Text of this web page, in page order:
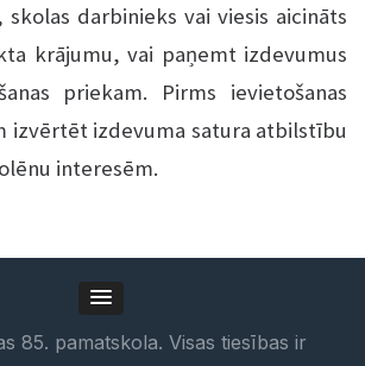
skolas darbinieks vai viesis aicināts
krājumu, vai paņemt izdevumus
priekam. Pirms ievietošanas
izvērtēt izdevuma satura atbilstību
interesēm.
85. pamatskola. Visas tiesības ir